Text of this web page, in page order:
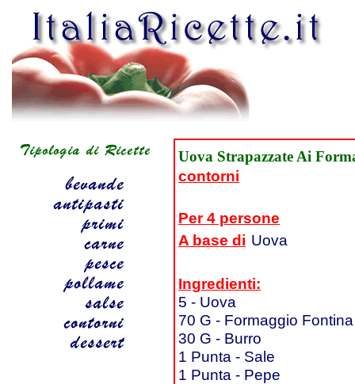
Uova Strapazzate Ai
contorni
Per 4 persone
A base di Uova
Ingredienti:
5 - Uova
70 G - Formaggio Fontina
30 G - Burro
1 Punta - Sale
1 Punta - Pepe